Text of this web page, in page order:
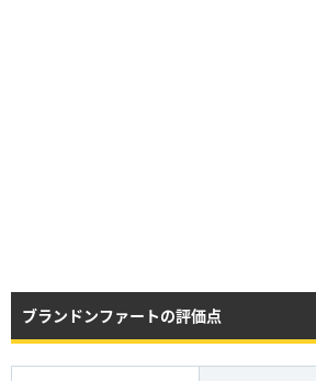
ブランドンファートの評価点